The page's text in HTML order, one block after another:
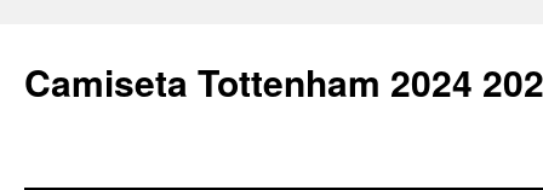
Camiseta Tottenham 2024